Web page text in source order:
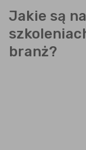
Jakie są
branż?